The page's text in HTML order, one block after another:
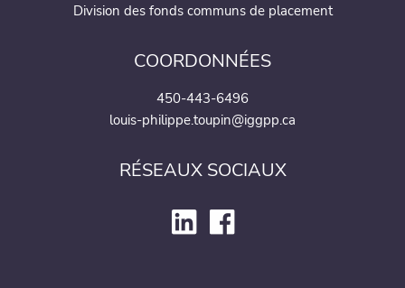
Division des fonds communs de placement
COORDONNÉES
450-443-6496
louis-philippe.toupin@iggpp.ca
RÉSEAUX SOCIAUX